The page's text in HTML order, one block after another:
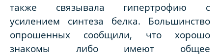
также связывала гипертрофию с
усилением синтеза белка. Большинство
опрошенных сообщили, что хорошо
знакомы либо имеют общее